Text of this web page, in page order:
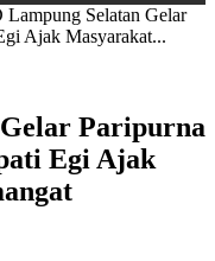
Lampung Selatan Gelar
Ajak Masyarakat...
Paripurna
Egi Ajak